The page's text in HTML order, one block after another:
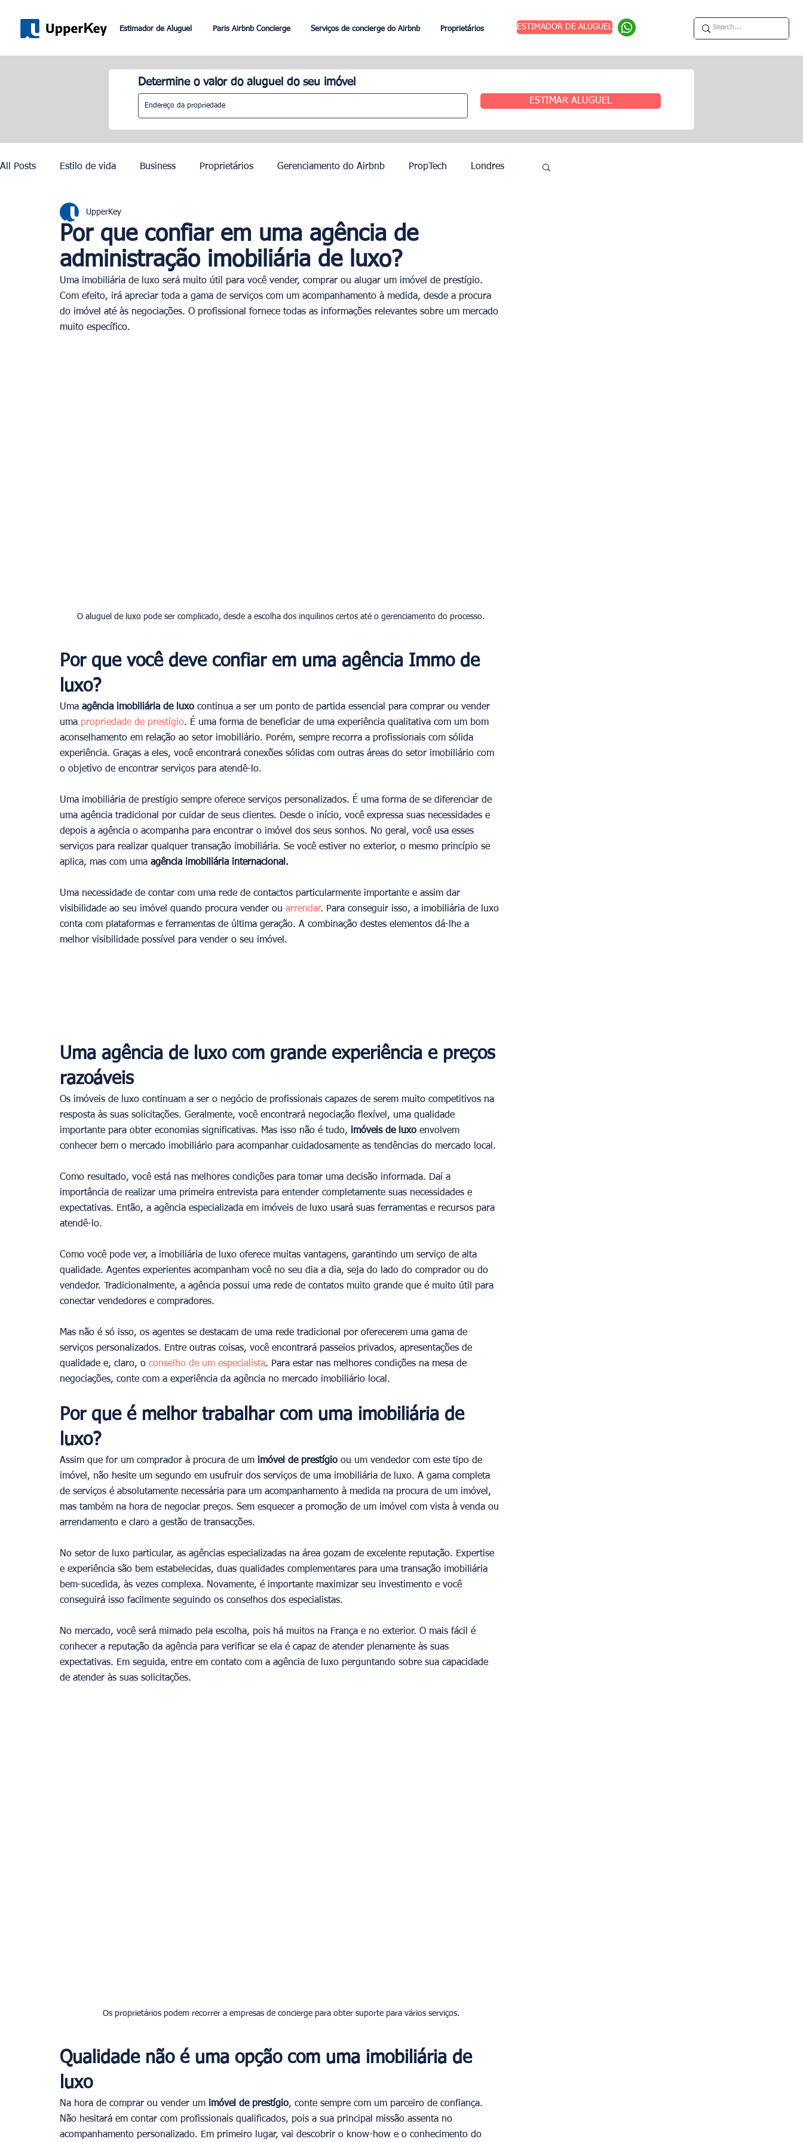
Estimador de Aluguel Paris Airbnb Concierge Serviços de concierge do Airbnb Proprietários ESTIMADOR DE ALUGUEL
Determine o valor do aluguel do seu imóvel
ESTIMAR ALUGUEL
All Posts Estilo de vida Business Proprietários Gerenciamento do Airbnb PropTech Londres
Roma Dubai
Olimpíadas de Paris 2024
Por que confiar em uma agência de
administração imobiliária de luxo?
UpperKey
Uma imobiliária de luxo será muito útil para você vender, comprar ou alugar um imóvel de prestígio.
Com efeito, irá apreciar toda a gama de serviços com um acompanhamento à medida, desde a procura
do imóvel até às negociações. O profissional fornece todas as informações relevantes sobre um mercado
muito específico.
Por que você deve confiar em uma agência Immo de
luxo?
Uma agência imobiliária de luxo continua a ser um ponto de partida essencial para comprar ou vender
uma propriedade de prestígio. É uma forma de beneficiar de uma experiência qualitativa com um bom
aconselhamento em relação ao setor imobiliário. Porém, sempre recorra a profissionais com sólida
experiência. Graças a eles, você encontrará conexões sólidas com outras áreas do setor imobiliário com
o objetivo de encontrar serviços para atendê-lo.
Uma imobiliária de prestígio sempre oferece serviços personalizados. É uma forma de se diferenciar de
uma agência tradicional por cuidar de seus clientes. Desde o início, você expressa suas necessidades e
depois a agência o acompanha para encontrar o imóvel dos seus sonhos. No geral, você usa esses
serviços para realizar qualquer transação imobiliária. Se você estiver no exterior, o mesmo princípio se
aplica, mas com uma agência imobiliária internacional.
Uma necessidade de contar com uma rede de contactos particularmente importante e assim dar
visibilidade ao seu imóvel quando procura vender ou arrendar. Para conseguir isso, a imobiliária de luxo
conta com plataformas e ferramentas de última geração. A combinação destes elementos dá-lhe a
melhor visibilidade possível para vender o seu imóvel.
Uma agência de luxo com grande experiência e preços
razoáveis
Os imóveis de luxo continuam a ser o negócio de profissionais capazes de serem muito competitivos na
resposta às suas solicitações. Geralmente, você encontrará negociação flexível, uma qualidade
importante para obter economias significativas. Mas isso não é tudo, imóveis de luxo envolvem
conhecer bem o mercado imobiliário para acompanhar cuidadosamente as tendências do mercado local.
Como resultado, você está nas melhores condições para tomar uma decisão informada. Daí a
importância de realizar uma primeira entrevista para entender completamente suas necessidades e
expectativas. Então, a agência especializada em imóveis de luxo usará suas ferramentas e recursos para
atendê-lo.
Como você pode ver, a imobiliária de luxo oferece muitas vantagens, garantindo um serviço de alta
qualidade. Agentes experientes acompanham você no seu dia a dia, seja do lado do comprador ou do
vendedor. Tradicionalmente, a agência possui uma rede de contatos muito grande que é muito útil para
conectar vendedores e compradores.
Mas não é só isso, os agentes se destacam de uma rede tradicional por oferecerem uma gama de
serviços personalizados. Entre outras coisas, você encontrará passeios privados, apresentações de
qualidade e, claro, o conselho de um especialista. Para estar nas melhores condições na mesa de
negociações, conte com a experiência da agência no mercado imobiliário local.
Por que é melhor trabalhar com uma imobiliária de
luxo?
Assim que for um comprador à procura de um imóvel de prestígio ou um vendedor com este tipo de
imóvel, não hesite um segundo em usufruir dos serviços de uma imobiliária de luxo. A gama completa
de serviços é absolutamente necessária para um acompanhamento à medida na procura de um imóvel,
mas também na hora de negociar preços. Sem esquecer a promoção de um imóvel com vista à venda ou
arrendamento e claro a gestão de transacções.
No setor de luxo particular, as agências especializadas na área gozam de excelente reputação. Expertise
e experiência são bem estabelecidas, duas qualidades complementares para uma transação imobiliária
bem-sucedida, às vezes complexa. Novamente, é importante maximizar seu investimento e você
conseguirá isso facilmente seguindo os conselhos dos especialistas.
No mercado, você será mimado pela escolha, pois há muitos na França e no exterior. O mais fácil é
conhecer a reputação da agência para verificar se ela é capaz de atender plenamente às suas
expectativas. Em seguida, entre em contato com a agência de luxo perguntando sobre sua capacidade
de atender às suas solicitações.
Qualidade não é uma opção com uma imobiliária de
luxo
Na hora de comprar ou vender um imóvel de prestígio, conte sempre com um parceiro de confiança.
Não hesitará em contar com profissionais qualificados, pois a sua principal missão assenta no
acompanhamento personalizado. Em primeiro lugar, vai descobrir o know-how e o conhecimento do